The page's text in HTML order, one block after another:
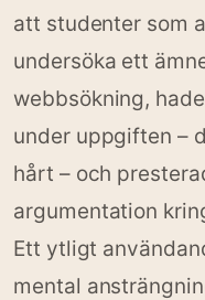
att studenter som
undersöka ett
webbsökning,
under uppgiften –
hårt – och
argumentation
Ett ytligt
mental